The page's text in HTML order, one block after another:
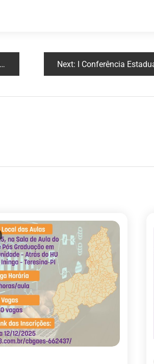
Next: I Conferência Estadual